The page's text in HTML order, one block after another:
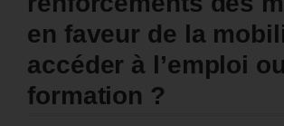
en faveur de la
accéder à l’emploi
formation ?